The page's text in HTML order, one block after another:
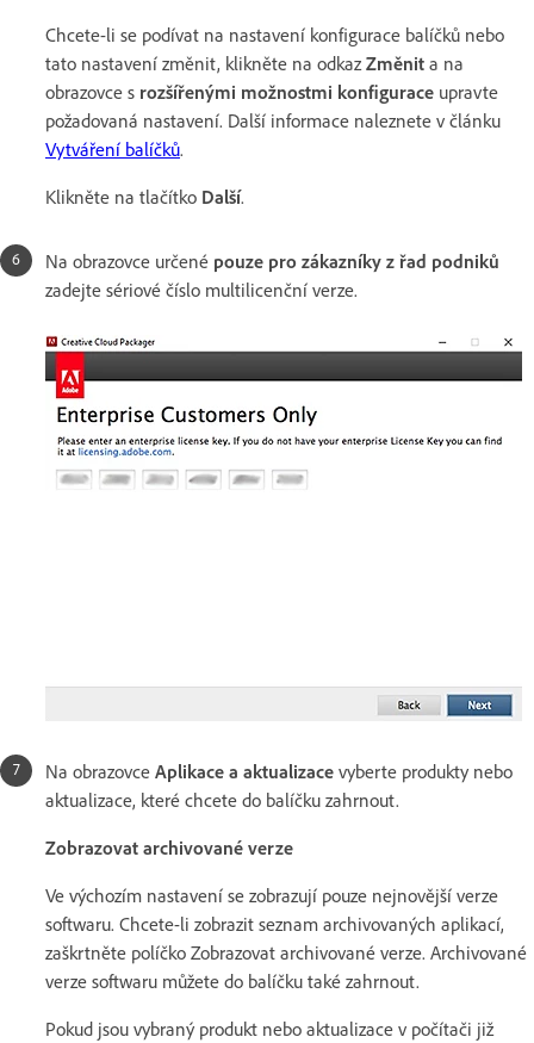
Chcete-li se podívat na nastavení konfigurace balíčků nebo
tato nastavení změnit, klikněte na odkaz Změnit a na
obrazovce s rozšířenými možnostmi konfigurace upravte
požadovaná nastavení. Další informace naleznete v článku
Vytváření balíčků.
Klikněte na tlačítko Další.
Na obrazovce určené pouze pro zákazníky z řad podniků
zadejte sériové číslo multilicenční verze.
Na obrazovce Aplikace a aktualizace vyberte produkty nebo
aktualizace, které chcete do balíčku zahrnout.
Zobrazovat archivované verze
Ve výchozím nastavení se zobrazují pouze nejnovější verze
softwaru. Chcete-li zobrazit seznam archivovaných aplikací,
zaškrtněte políčko Zobrazovat archivované verze. Archivované
verze softwaru můžete do balíčku také zahrnout.
Pokud jsou vybraný produkt nebo aktualizace v počítači již